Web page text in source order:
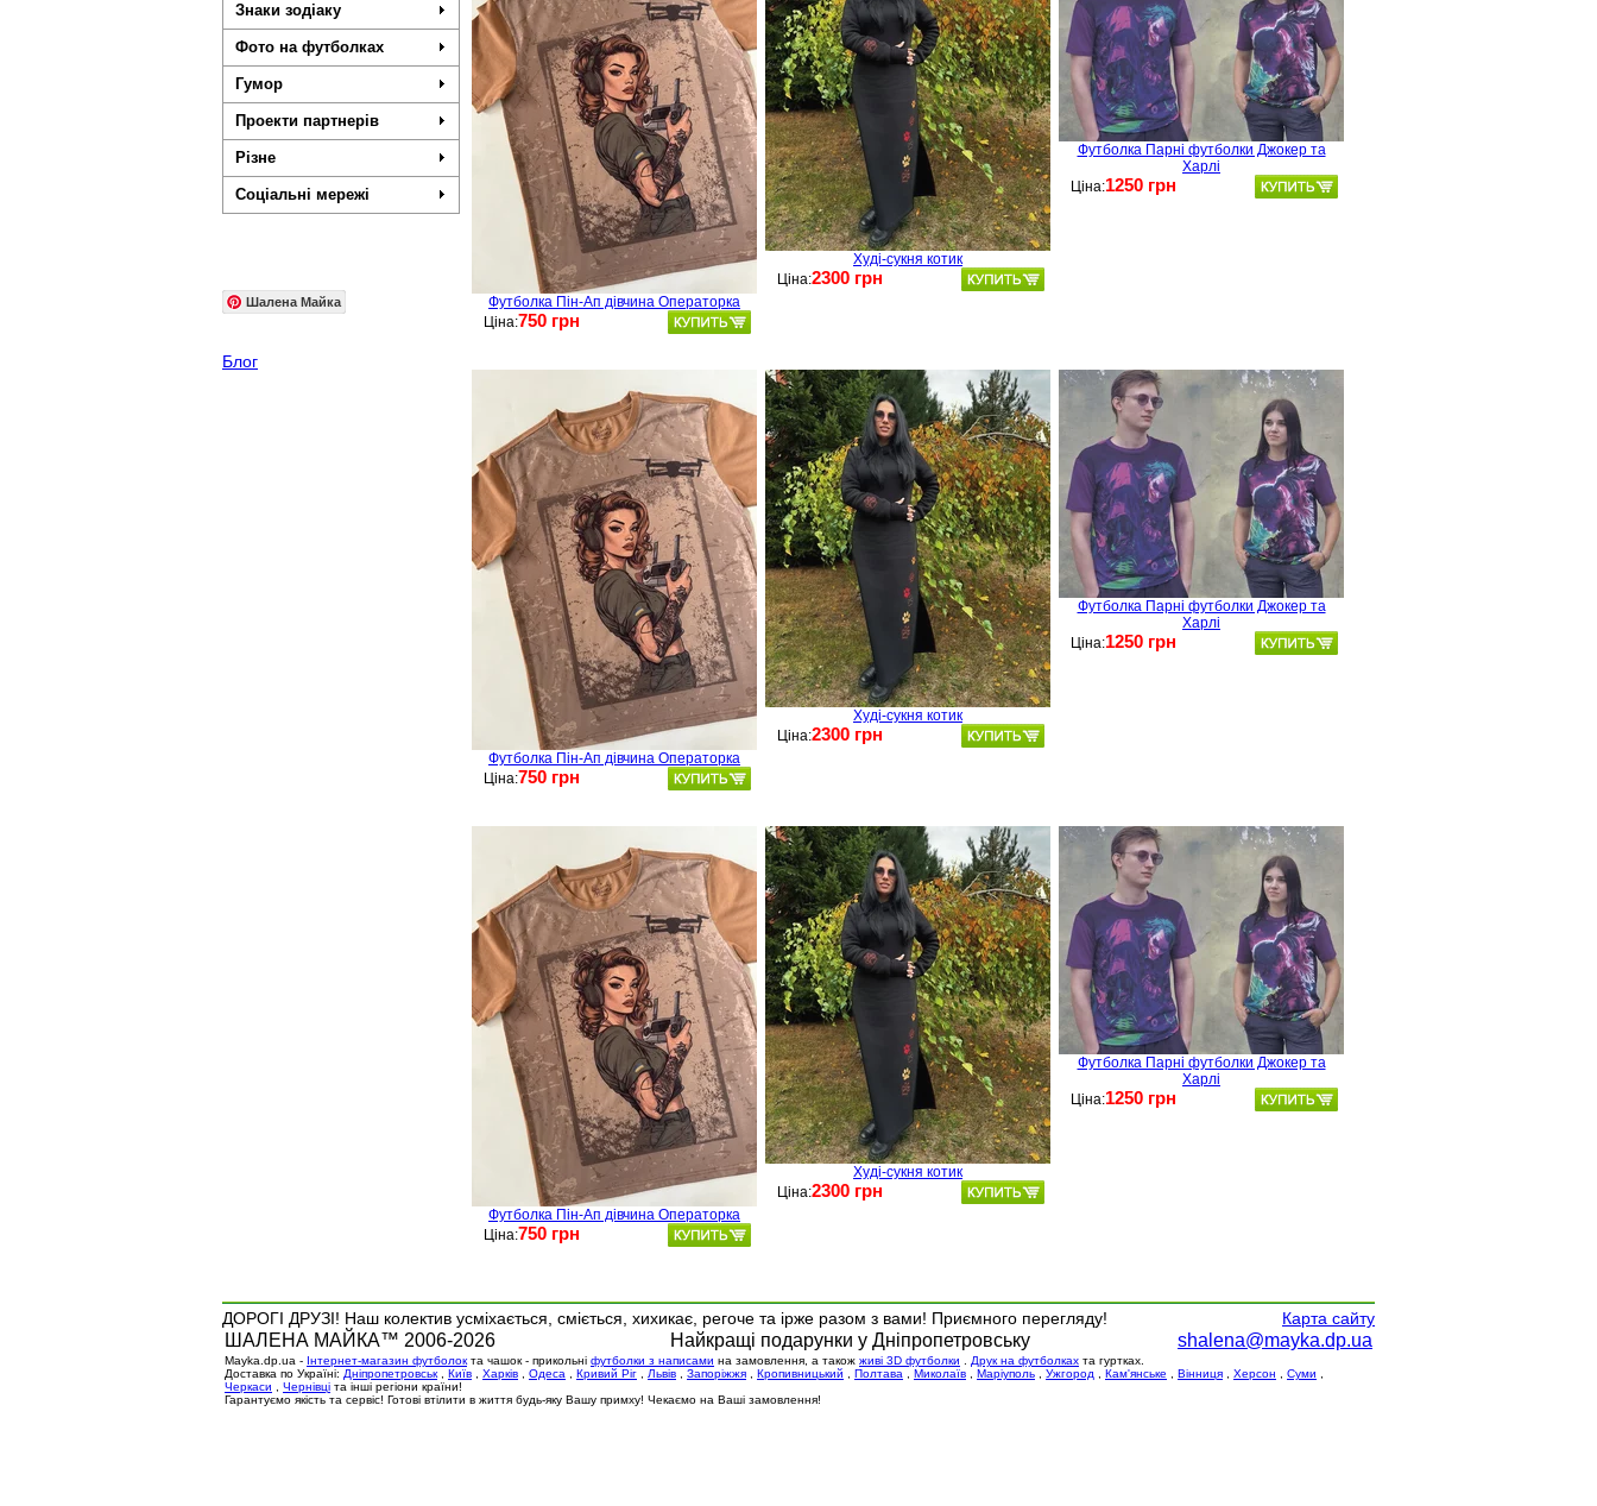
Знаки зодіаку
Фото на футболках
Гумор
Проекти партнерів
Різне
Соціальні мережі
Шалена Майка
Блог
Футболка Пін-Ап дівчина Операторка
Ціна:750 грн
Худі-сукня котик
Ціна:2300 грн
Футболка Парні футболки Джокер та
Харлі
Ціна:1250 грн
Футболка Пін-Ап дівчина Операторка
Ціна:750 грн
Худі-сукня котик
Ціна:2300 грн
Футболка Парні футболки Джокер та
Харлі
Ціна:1250 грн
Футболка Пін-Ап дівчина Операторка
Ціна:750 грн
Худі-сукня котик
Ціна:2300 грн
Футболка Парні футболки Джокер та
Харлі
Ціна:1250 грн
Карта сайту
ДОРОГІ ДРУЗІ! Наш колектив усміхається, сміється, хихикає, регоче та ірже разом з вами! Приємного перегляду!
ШАЛЕНА МАЙКА™ 2006-2026 Найкращі подарунки у Дніпропетровську shalena@mayka.dp.ua
Mayka.dp.ua - Інтернет-магазин футболок та чашок - прикольні футболки з написами на замовлення, а також живі 3D футболки Друк на футболках та гуртках.
Доставка по Україні: Дніпропетровськ Київ Харків Одеса Кривий Ріг Львів Запоріжжя Кропивницький Полтава Миколаїв Маріуполь Ужгород Кам'янське Вінниця Херсон Суми
Черкаси
Чернівці та інші регіони країни!
Гарантуємо якість та сервіс! Готові втілити в життя будь-яку Вашу примху! Чекаємо на Ваші замовлення!